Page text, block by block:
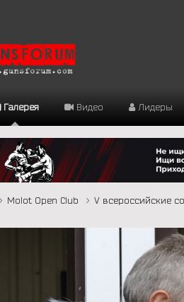
Галерея Видео Лидеры
Molot Open Club V всероссийские